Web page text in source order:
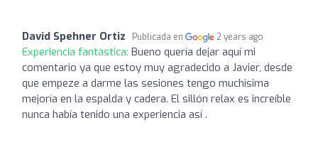
David Spehner Ortiz Publicada en 2 years ago
Experiencia fantástica: Bueno quería dejar aquí mi
comentario ya que estoy muy agradecido a Javier, desde
que empeze a darme las sesiones tengo muchisima
mejoría en la espalda y cadera. El sillón relax es increíble
nunca había tenido una experiencia así .